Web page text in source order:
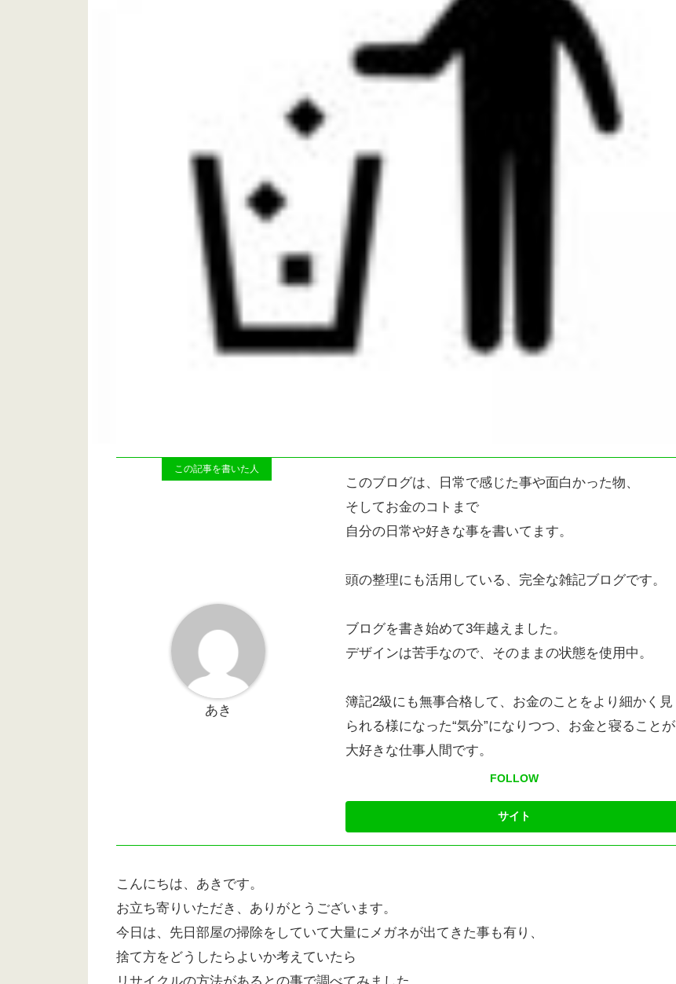
あき
このブログは、日常で感じた事や面白かった物、
そしてお金のコトまで
自分の日常や好きな事を書いてます。
頭の整理にも活用している、完全な雑記ブログです。
ブログを書き始めて3年越えました。
デザインは苦手なので、そのままの状態を使用中。
簿記2級にも無事合格して、お金のことをより細かく見
られる様になった“気分”になりつつ、お金と寝ることが
大好きな仕事人間です。
FOLLOW
こんにちは、あきです。
お立ち寄りいただき、ありがとうございます。
今日は、先日部屋の掃除をしていて大量にメガネが出てきた事も有り、
捨て方をどうしたらよいか考えていたら
リサイクルの方法があるとの事で調べてみました。